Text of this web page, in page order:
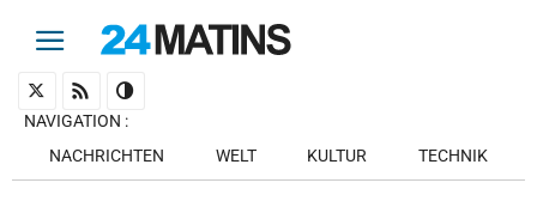
NAVIGATION :
NACHRICHTEN
WELT KULTUR TECHNIK